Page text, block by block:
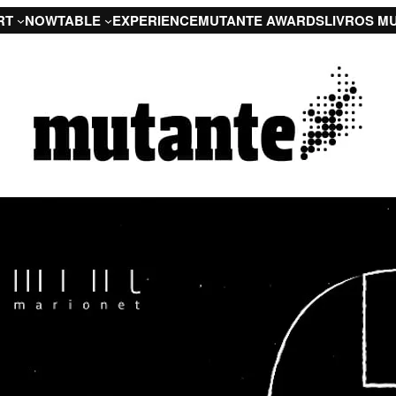
NOWTABLE EXPERIENCEMUTANTE AWARDSLIVROS